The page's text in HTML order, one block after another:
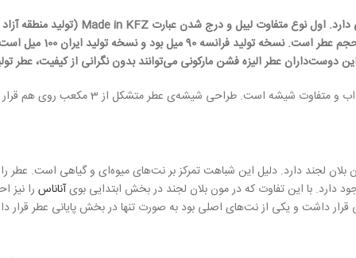
عطر است که امروز با
دوست‌داران عطر الیزه فشن مارکونی می‌توانند بدون نگرانی از کیفیت، عطر
اولین نکته‌ای که در مورد این عطر نظر شما
لجند دارد. دلیل این شباهت تمرکز بر نت‌های میوه‌ای و گیاهی است. عطر
دارد. با این تفاوت که در مون بلان لجند در بخش ابتدایی بویآناناس را
داشت و یکی از نت‌‌های اصلی بود به صورت تنها در بخش پایانی عطر قرار